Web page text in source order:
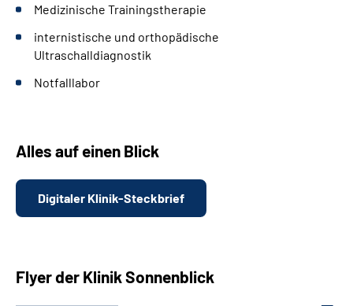
Medizinische Trainingstherapie
internistische und orthopädische
Ultraschalldiagnostik
Notfalllabor
Alles auf einen Blick
Digitaler Klinik-Steckbrief
Flyer der Klinik Sonnenblick